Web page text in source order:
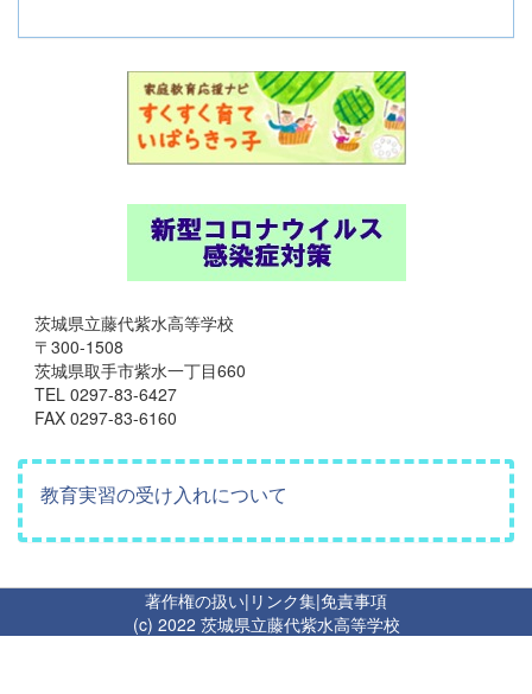
茨城県立藤代紫水高等学校
〒300-1508
茨城県取手市紫水一丁目660
TEL 0297-83-6427
FAX 0297-83-6160
教育実習の受け入れについて
著作権の扱い| リンク集|免責事項
(c) 2022 茨城県立藤代紫水高等学校